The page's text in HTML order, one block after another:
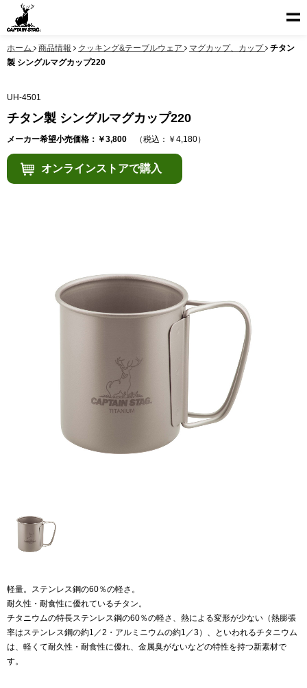
ホーム 商品情報 クッキング&テーブルウェア マグカップ、カップ
チタン
製 シングルマグカップ220
UH-4501
チタン製 シングルマグカップ220
メーカー希望小売価格：￥3,800 （税込：￥4,180）
オンラインストアで購入
軽量。ステンレス鋼の60％の軽さ。
耐久性・耐食性に優れているチタン。
チタニウムの特長ステンレス鋼の60％の軽さ、熱による変形が少ない（熱膨張
率はステンレス鋼の約1／2・アルミニウムの約1／3）、といわれるチタニウム
は、軽くて耐久性・耐食性に優れ、金属臭がないなどの特性を持つ新素材で
す。